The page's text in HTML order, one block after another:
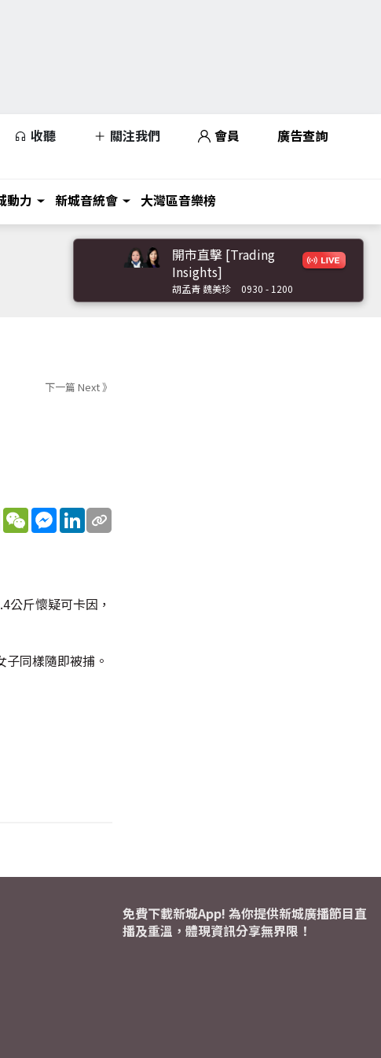
收聽 關注我們 會員 廣告查詢
動力 新城音統會 大灣區音樂榜
開市直擊 [Trading
Insights]
胡孟青 魏美珍 0930 - 1200
下一篇 Next 》
WhatsApp
WeChatMessenger
LinkedIn
公斤懷疑可卡因，
同樣隨即被捕。
免費下載新城App! 為你提供新城廣播節目直
播及重溫，體現資訊分享無界限！